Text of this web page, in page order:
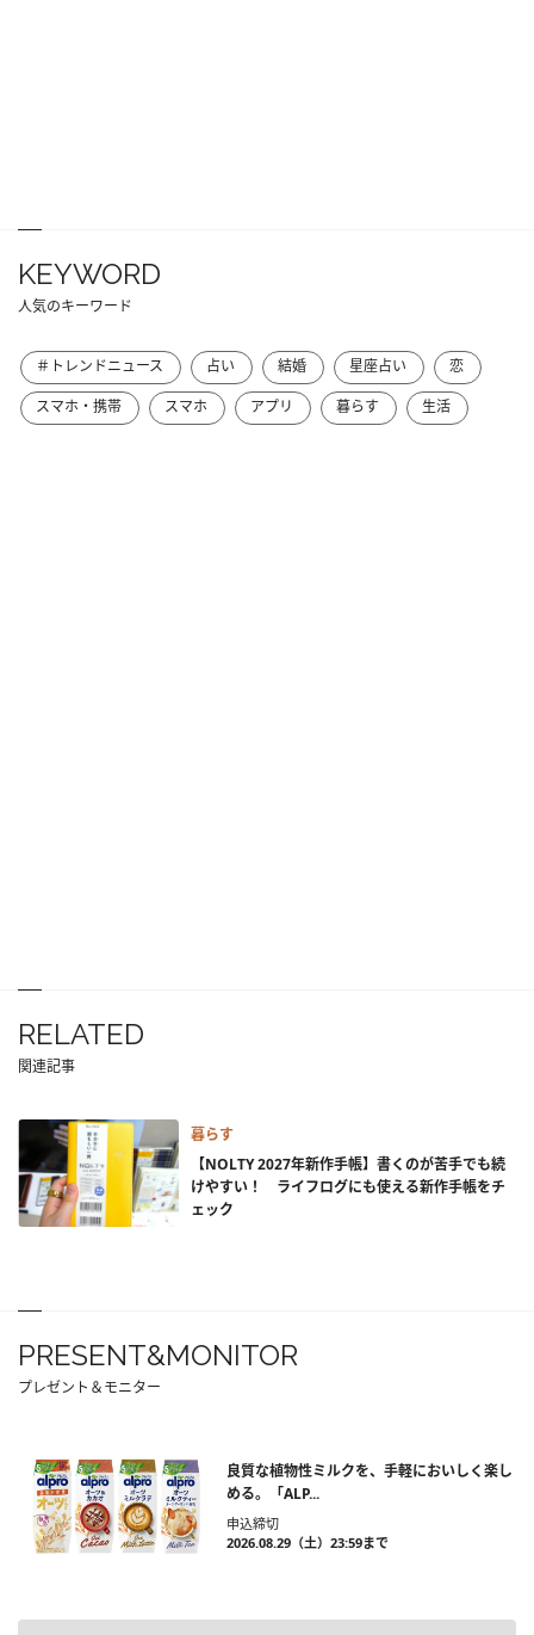
KEYWORD
人気のキーワード
＃トレンドニュース 占い 結婚 星座占い
恋
スマホ・携帯
スマホ アプリ 暮らす 生活
RELATED
関連記事
暮らす
【NOLTY 2027年新作手帳】書くのが苦手でも続
けやすい！ ライフログにも使える新作手帳をチ
ェック
PRESENT&MONITOR
プレゼント＆モニター
良質な植物性ミルクを、手軽においしく楽し
める。「ALP...
申込締切
2026.08.29（土）23:59まで